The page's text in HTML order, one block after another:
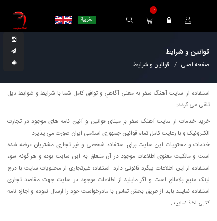
0
قوانین و شرایط
صفحه اصلی قوانین و شرایط
استفاده از سايت آهنگ سفر به معنی آگاهي و توافق کامل شما با شرایط و ضوابط ذیل
تلقی می گردد:
خرید خدمات از سايت آهنگ سفر بر مبنای قوانین و آئین نامه های موجود در تجارت
الکترونیک و با رعایت کامل تمام قوانین جمهوری اسلامی ايران صورت مي پذيرد.
خدمات و محتویات این سایت براى استفاده شخصى و غیر تجارى مشتریان عرضه شده
است و مالكیت معنوی اطلاعات موجود در آن متعلق به این سایت بوده و هر گونه سوء
استفاده از این اطلاعات پیگرد قانونی دارد. استفاده غیرتجاری از محتویات سایت با درج
لینک منبع بلامانع است و اگر مایلید از اطلاعات موجود در سایت جهت مقاصد تجاری
استفاده نمایید باید از طریق بخش تماس با مادرخواست خود را ارسال نموده و اجازه نامه
كتبی اخذ نمایید.